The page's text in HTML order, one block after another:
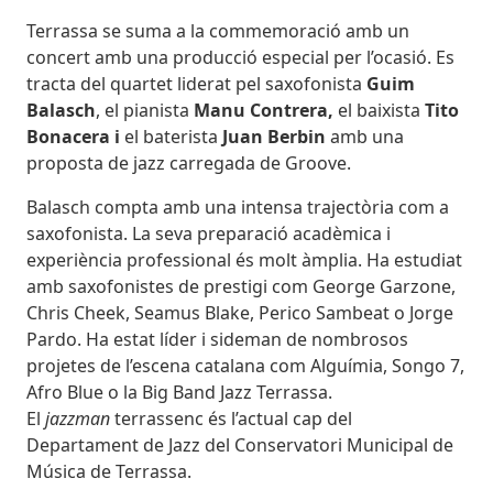
Terrassa se suma a la commemoració amb un
concert amb una producció especial per l’ocasió. Es
tracta del quartet liderat pel saxofonista Guim
Balasch, el pianista Manu Contrera, el baixista Tito
Bonacera i el baterista Juan Berbin amb una
proposta de jazz carregada de Groove.
Balasch compta amb una intensa trajectòria com a
saxofonista. La seva preparació acadèmica i
experiència professional és molt àmplia. Ha estudiat
amb saxofonistes de prestigi com George Garzone,
Chris Cheek, Seamus Blake, Perico Sambeat o Jorge
Pardo. Ha estat líder i sideman de nombrosos
projetes de l’escena catalana com Alguímia, Songo 7,
Afro Blue o la Big Band Jazz Terrassa.
El jazzmanterrassenc és l’actual cap del
Departament de Jazz del Conservatori Municipal de
Música de Terrassa.